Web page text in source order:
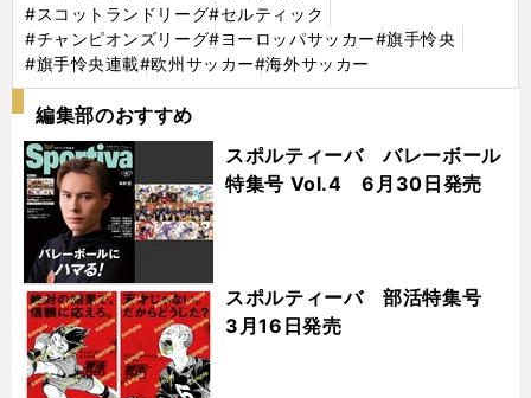
#スコットランドリーグ#セルティック
#チャンピオンズリーグ#ヨーロッパサッカー#旗手怜央
#旗手怜央連載#欧州サッカー#海外サッカー
編集部のおすすめ
スポルティーバ バレーボール
特集号 Vol.4 6月30日発売
スポルティーバ 部活特集号
3月16日発売